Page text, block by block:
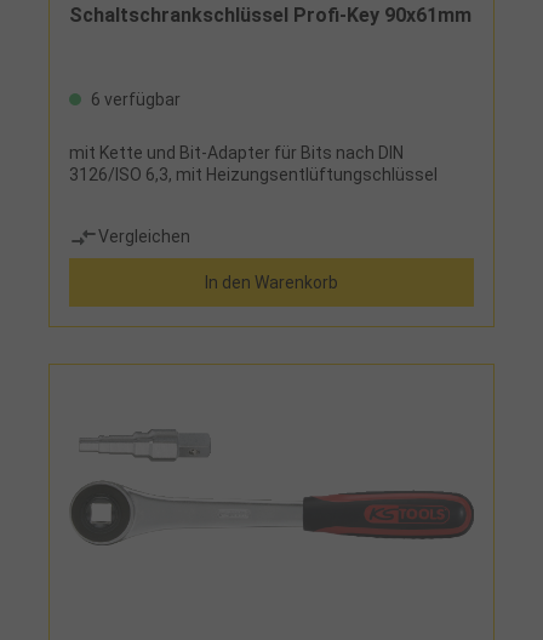
Schaltschrankschlüssel Profi-Key 90x61mm
6 verfügbar
mit Kette und Bit-Adapter für Bits nach DIN
3126/ISO 6,3, mit Heizungsentlüftungschlüssel
Vergleichen
In den Warenkorb